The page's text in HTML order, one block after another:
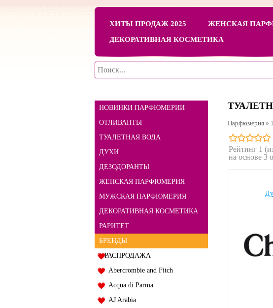
ХИТЫ ПРОДАЖ 2025 ЖЕНСКАЯ
ДЕКОРАТИВНАЯ КОСМЕТИКА
НОВИНКИ ПАРФЮМЕРИИ
ОТЛИВАНТЫ
ТУАЛЕТНАЯ ВОДА
ДУХИ
ДЕЗОДОРАНТЫ
ЖЕНСКАЯ ПАРФЮМЕРИЯ
МУЖСКАЯ ПАРФЮМЕРИЯ
ДЕКОРАТИВНАЯ КОСМЕТИКА
РАРИТЕТ
БРЕНДЫ
РАСПРОДАЖА
Abercrombie and Fitch
Acqua di Parma
AJ Arabia
Парфюмерия »
Рейтинг 1
на основе 3